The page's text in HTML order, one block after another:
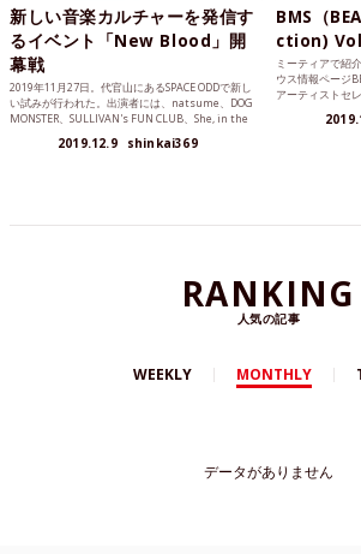
新しい音楽カルチャーを発信す
るイベント「New Blood」開
幕戦
2019年11月27日。代官山にあるSPACE ODDで新し
い試みが行われた。出演者には、natsume、DOG
MONSTER、SULLIVAN's FUN CLUB、She, in the
日、ステージ上でジャンルの異なる5組のアーティ
体何があったのか。これは「New Blood」という
2019.12.9 shinkai369
BMS（
ction)
ミーティアで紹
ウス情報ページ
アーティストセ
RANKING
人気の記事
WEEKLY MONTHLY
データがありません